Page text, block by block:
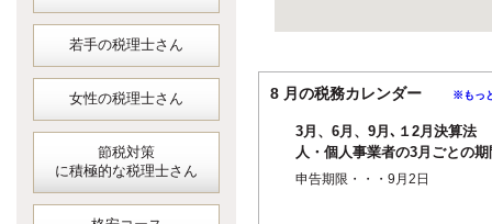
若手の税理士さん
女性の税理士さん
節税対策
に積極的な税理士さん
8 月の税務カレンダー ※もっ
3月、6月、9月､１2月決算法
人・個人事業者の3月ごとの期
短縮に係る確定申告＜消費税
申告期限・・・9月2日